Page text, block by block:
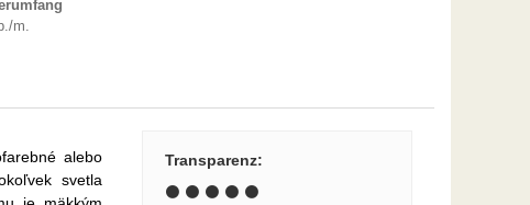
b./m.
alebo
svetla
Transparenz:
⚫ ⚫ ⚫ ⚫ ⚫